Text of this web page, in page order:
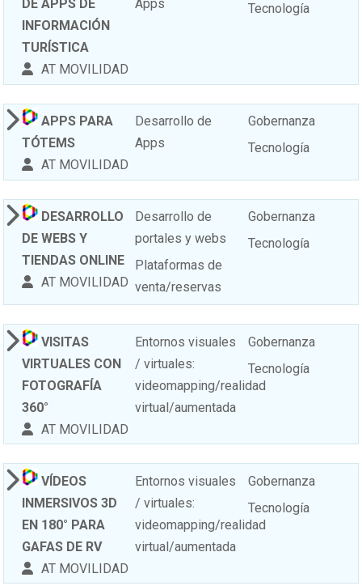
DE APPS DE
INFORMACIÓN
TURÍSTICA
AT MOVILIDAD
Apps Tecnología
APPS PARA
TÓTEMS
AT MOVILIDAD
Desarrollo de
Apps
Gobernanza
Tecnología
DESARROLLO
DE WEBS Y
TIENDAS ONLINE
AT MOVILIDAD
Desarrollo de
portales y webs
Plataformas de
venta/reservas
Gobernanza
Tecnología
VISITAS
VIRTUALES CON
FOTOGRAFÍA
360°
AT MOVILIDAD
Entornos visuales
/ virtuales:
videomapping/realidad
virtual/aumentada
Gobernanza
Tecnología
VÍDEOS
INMERSIVOS 3D
EN 180° PARA
GAFAS DE RV
AT MOVILIDAD
Entornos visuales
/ virtuales:
videomapping/realidad
virtual/aumentada
Gobernanza
Tecnología